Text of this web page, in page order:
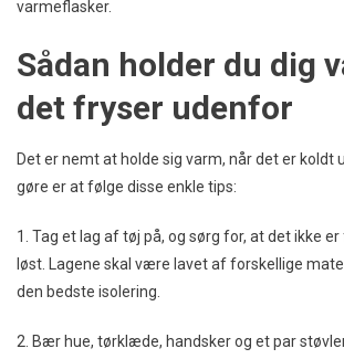
varmeflasker.
Sådan holder du dig
det fryser udenfor
Det er nemt at holde sig varm, når det er koldt
gøre er at følge disse enkle tips:
1. Tag et lag af tøj på, og sørg for, at det ikke
løst. Lagene skal være lavet af forskellige
den bedste isolering.
2. Bær hue, tørklæde, handsker og et par